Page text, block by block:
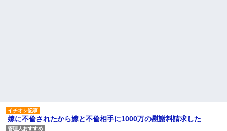
嫁に不倫されたから嫁と不倫相手に1000万の慰謝料請求した